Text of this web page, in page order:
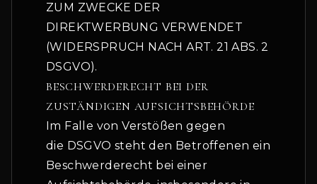
ZUM ZWECKE DER
DIREKTWERBUNG VERWENDET
(WIDERSPRUCH NACH ART. 21 ABS. 2
DSGVO).
BESCHWERDERECHT BEI DER
ZUSTÄNDIGEN AUFSICHTSBEHÖRDE
Im Falle von Verstößen gegen
die DSGVO steht den Betroffenen ein
Beschwerderecht bei einer